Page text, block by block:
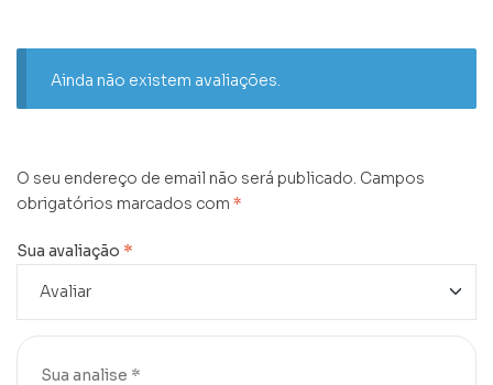
Ainda não existem avaliações.
O seu endereço de email não será publicado. Campos
obrigatórios marcados com *
Sua avaliação *